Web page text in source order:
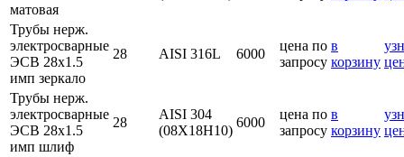
матовая
Трубы нерж.
электросварные
ЭСВ 28х1.5
имп зеркало
28 AISI 316L 6000
цена по
запросу
в
корзину
Трубы нерж.
электросварные
ЭСВ 28х1.5
имп шлиф
28
AISI 304
(08Х18Н10)
6000
цена по
запросу
в
корзину